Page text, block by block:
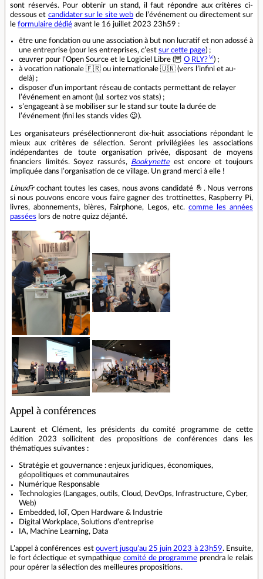
sont réservés. Pour obtenir un stand, il faut répondre aux critères ci-
dessous et candidater sur le site web de l’événement ou directement sur
le formulaire dédié avant le 16 juillet 2023 23h59 :
être une fondation ou une association à but non lucratif et non adossé à
une entreprise (pour les entreprises, c’est sur cette page) ;
œuvrer pour l’Open Source et le Logiciel Libre (🦉 O RLY?
) ;
à vocation nationale 🇫🇷 ou internationale 🇺🇳 (vers l’infini et au-
delà) ;
disposer d’un important réseau de contacts permettant de relayer
l’événement en amont (📊 sortez vos stats) ;
s’engageant à se mobiliser sur le stand sur toute la durée de
l’événement (fini les stands vides 😉).
Les organisateurs présélectionneront dix-huit associations répondant le
mieux aux critères de sélection. Seront privilégiées les associations
indépendantes de toute organisation privée, disposant de moyens
financiers limités. Soyez rassurés, Bookynetteest encore et toujours
impliquée dans l’organisation de ce village. Un grand merci à elle !
LinuxFrcochant toutes les cases, nous avons candidaté 🤞. Nous verrons
si nous pouvons encore vous faire gagner des trottinettes, Raspberry Pi,
livres, abonnements, bières, Fairphone, Legos, etc. comme les années
passées lors de notre quizz déjanté.
Appel à conférences
Laurent et Clément, les présidents du comité programme de cette
édition 2023 sollicitent des propositions de conférences dans les
thématiques suivantes :
Stratégie et gouvernance : enjeux juridiques, économiques,
géopolitiques et communautaires
Numérique Responsable
Technologies (Langages, outils, Cloud, DevOps, Infrastructure, Cyber,
Web)
Embedded, IoT, Open Hardware & Industrie
Digital Workplace, Solutions d’entreprise
IA, Machine Learning, Data
L’appel à conférences est ouvert jusqu’au 25 juin 2023 à 23h59. Ensuite,
le fort éclectique et sympathique comité de programme prendra le relais
pour opérer la sélection des meilleures propositions.